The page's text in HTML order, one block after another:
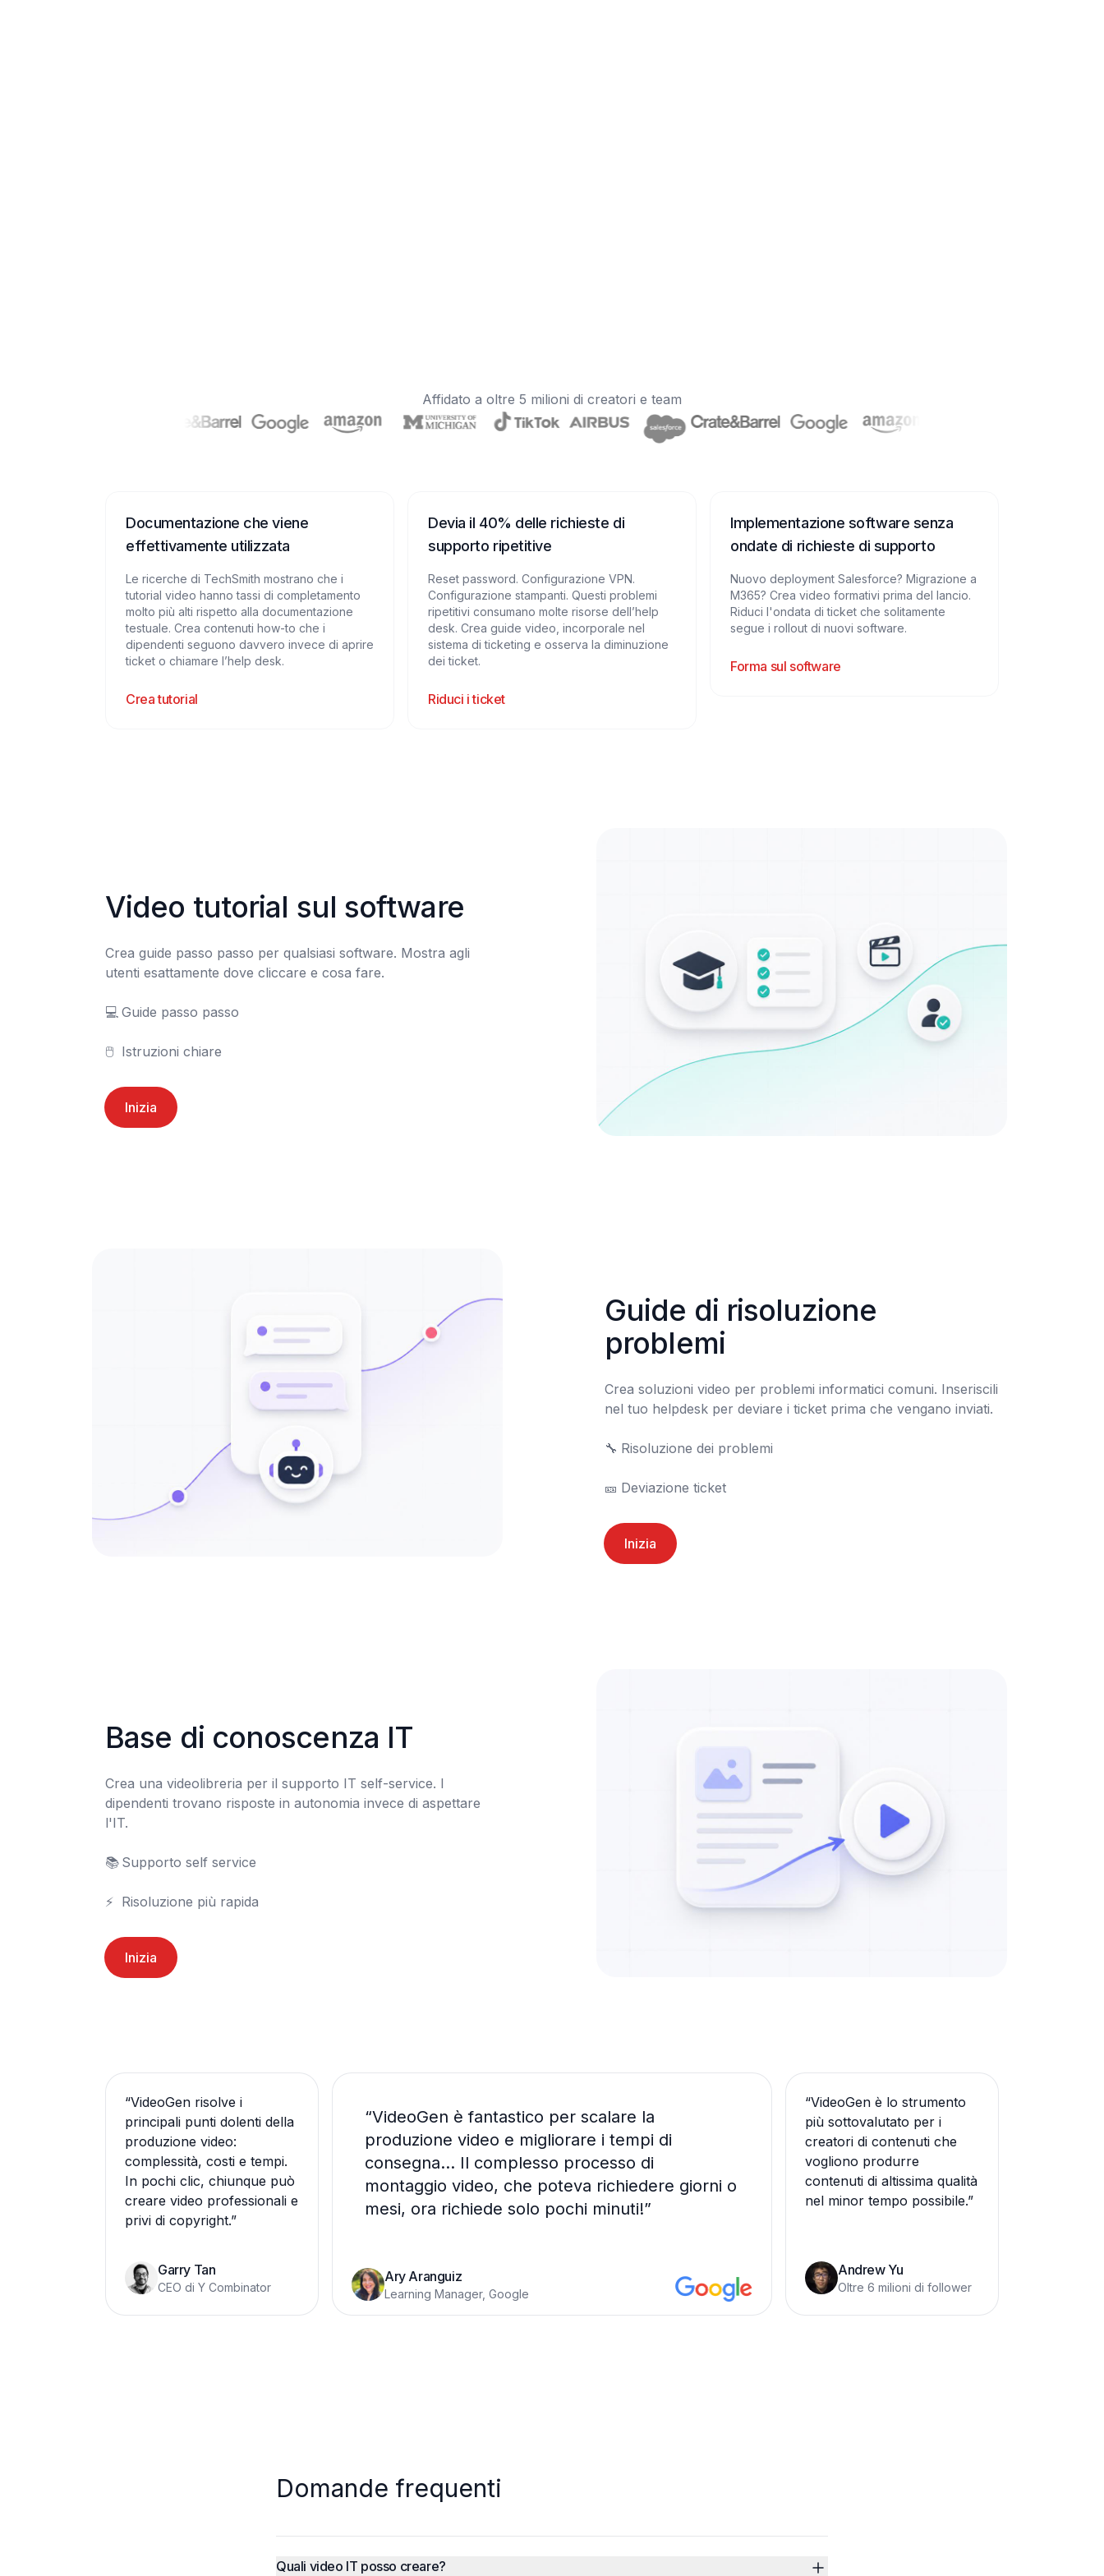
Affidato a oltre 5 milioni di creatori e team
Documentazione che viene
effettivamente utilizzata
Le ricerche di TechSmith mostrano che i
tutorial video hanno tassi di completamento
molto più alti rispetto alla documentazione
testuale. Crea contenuti how-to che i
dipendenti seguono davvero invece di aprire
ticket o chiamare l’help desk.
Crea tutorial
Devia il 40% delle richieste di
supporto ripetitive
Reset password. Configurazione VPN.
Configurazione stampanti. Questi problemi
ripetitivi consumano molte risorse dell’help
desk. Crea guide video, incorporale nel
sistema di ticketing e osserva la diminuzione
dei ticket.
Riduci i ticket
Implementazione software senza
ondate di richieste di supporto
Nuovo deployment Salesforce? Migrazione a
M365? Crea video formativi prima del lancio.
Riduci l'ondata di ticket che solitamente
segue i rollout di nuovi software.
Forma sul software
Video tutorial sul software
Crea guide passo passo per qualsiasi software. Mostra agli
utenti esattamente dove cliccare e cosa fare.
💻	Guide passo passo
🖱️	Istruzioni chiare
Inizia
Guide di risoluzione
problemi
Crea soluzioni video per problemi informatici comuni. Inseriscili
nel tuo helpdesk per deviare i ticket prima che vengano inviati.
🔧	Risoluzione dei problemi
🎫	Deviazione ticket
Inizia
Base di conoscenza IT
Crea una videolibreria per il supporto IT self-service. I
dipendenti trovano risposte in autonomia invece di aspettare
l'IT.
📚	Supporto self service
⚡	Risoluzione più rapida
Inizia
“VideoGen è fantastico per scalare la
produzione video e migliorare i tempi di
consegna... Il complesso processo di
montaggio video, che poteva richiedere giorni o
mesi, ora richiede solo pochi minuti!”
Ary Aranguiz
Learning Manager, Google
“VideoGen risolve i
principali punti dolenti della
produzione video:
complessità, costi e tempi.
In pochi clic, chiunque può
creare video professionali e
privi di copyright.”
Garry Tan
CEO di Y Combinator
“VideoGen è lo strumento
più sottovalutato per i
creatori di contenuti che
vogliono produrre
contenuti di altissima qualità
nel minor tempo possibile.”
Andrew Yu
Oltre 6 milioni di follower
Domande frequenti
Quali video IT posso creare?